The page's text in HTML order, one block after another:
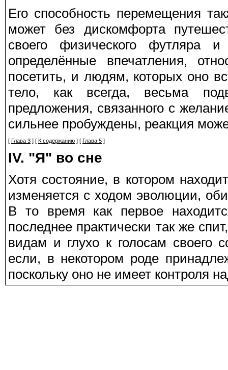
Его способность перемещения
может без дискомфорта
своего физического футляра
определённые впечатления,
посетить, и людям, которых оно
тело, как всегда, весьма
предложения, связанного с
сильнее пробуждены, реакция
[ Глава 3 ] [ К содержанию ] [ Глава 5 ]
IV. "Я" во сне
Хотя состояние, в котором
изменяется с ходом эволюции,
В то время как первое
последнее практически так же
видам и глухо к голосам своего
если, в некотором роде
поскольку оно не имеет контроля